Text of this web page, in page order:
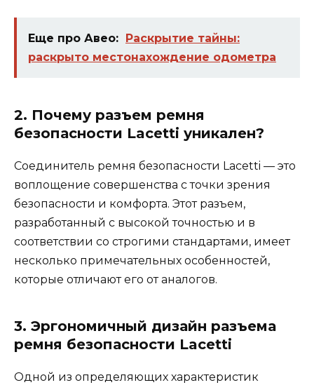
Еще про Авео: Раскрытие тайны:
раскрыто местонахождение одометра
2. Почему разъем ремня
безопасности Lacetti уникален?
Соединитель ремня безопасности Lacetti — это
воплощение совершенства с точки зрения
безопасности и комфорта. Этот разъем,
разработанный с высокой точностью и в
соответствии со строгими стандартами, имеет
несколько примечательных особенностей,
которые отличают его от аналогов.
3. Эргономичный дизайн разъема
ремня безопасности Lacetti
Одной из определяющих характеристик